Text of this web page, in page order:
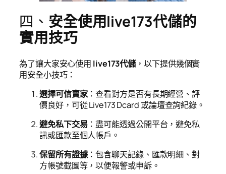
四、 安全使用live173代儲的
實用技巧
為了讓大家安心使用 live173代儲，以下提供幾個實
用安全小技巧：
選擇可信賣家：查看對方是否有長期經營、評
價良好，可從 Live173 Dcard 或論壇查詢紀錄。
避免私下交易：盡可能透過公開平台，避免私
訊或匯款至個人帳戶。
保留所有證據：包含聊天記錄、匯款明細、對
方帳號截圖等，以便報警或申訴。